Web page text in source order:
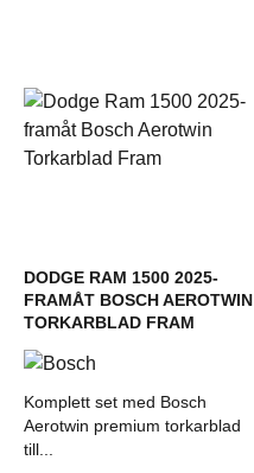
DODGE RAM 1500 2025-
FRAMÅT BOSCH AEROTWIN
TORKARBLAD FRAM
Komplett set med Bosch
Aerotwin premium torkarblad
till...